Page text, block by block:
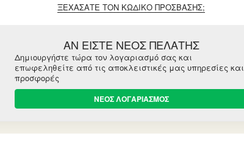
ΞΕΧΆΣΑΤΕ ΤΟΝ ΚΩΔΙΚΌ ΠΡΌΣΒΑΣΗΣ;
ΑΝ ΕΙΣΤΕ ΝΕΟΣ ΠΕΛΑΤΗΣ
Δημιουργήστε τώρα τον λογαριασμό σας και
επωφεληθείτε από τις αποκλειστικές μας υπηρεσίες και
προσφορές
ΝΕΟΣ ΛΟΓΑΡΙΑΣΜΟΣ